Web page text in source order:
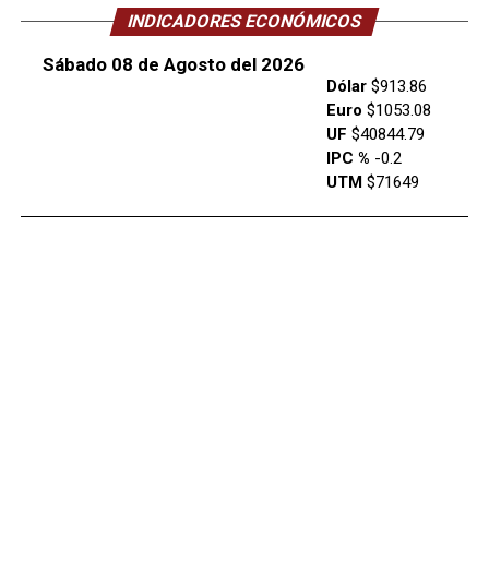
INDICADORES ECONÓMICOS
Sábado 08 de Agosto del 2026
Dólar$913.86
Euro $1053.08
UF $40844.79
IPC % -0.2
UTM$71649